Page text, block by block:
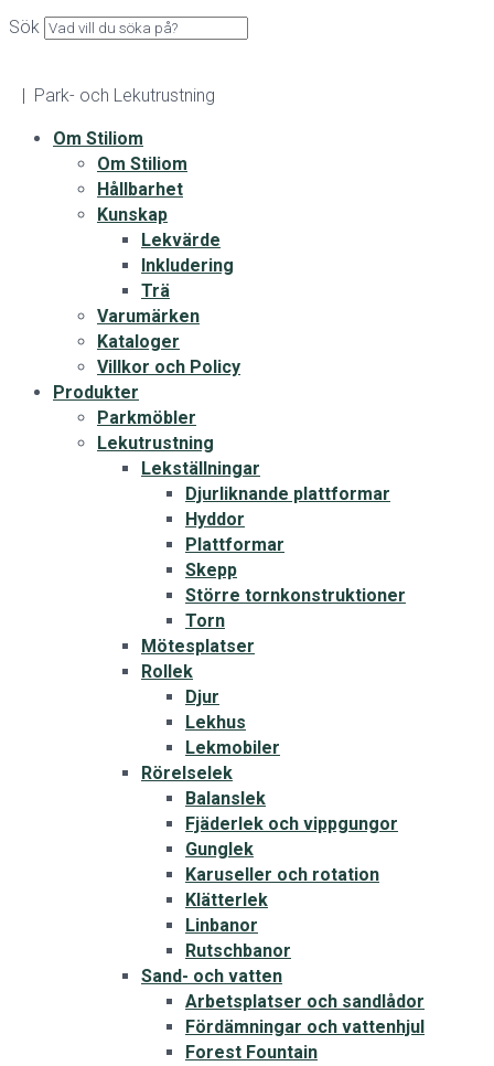
Sök
| Park- och Lekutrustning
Om Stiliom
Om Stiliom
Hållbarhet
Kunskap
Lekvärde
Inkludering
Trä
Varumärken
Kataloger
Villkor och Policy
Produkter
Parkmöbler
Lekutrustning
Lekställningar
Djurliknande plattformar
Hyddor
Plattformar
Skepp
Större tornkonstruktioner
Torn
Mötesplatser
Rollek
Djur
Lekhus
Lekmobiler
Rörelselek
Balanslek
Fjäderlek och vippgungor
Gunglek
Karuseller och rotation
Klätterlek
Linbanor
Rutschbanor
Sand- och vatten
Arbetsplatser och sandlådor
Fördämningar och vattenhjul
Forest Fountain